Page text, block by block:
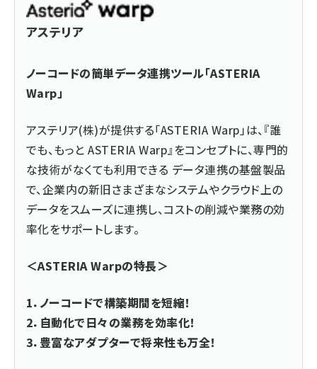
アステリア
ノーコードの簡単データ連携ツール「ASTERIA
Warp」
アステリア(株)が提供する「ASTERIA Warp」は、『誰
でも、もっと ASTERIA Warp』をコンセプトに、専門的
な技術がなくても利用できる データ連携の基盤製品
で、企業内の新旧さまざまなシステムやクラウド上の
データをスムーズに連携し、コストの削減や業務の効
率化をサポートします。
＜ASTERIA Warpの特長＞
1．ノーコードで構築期間を短縮！
2．自動化で日々の業務を効率化！
3．豊富なアダプターで将来性も万全！